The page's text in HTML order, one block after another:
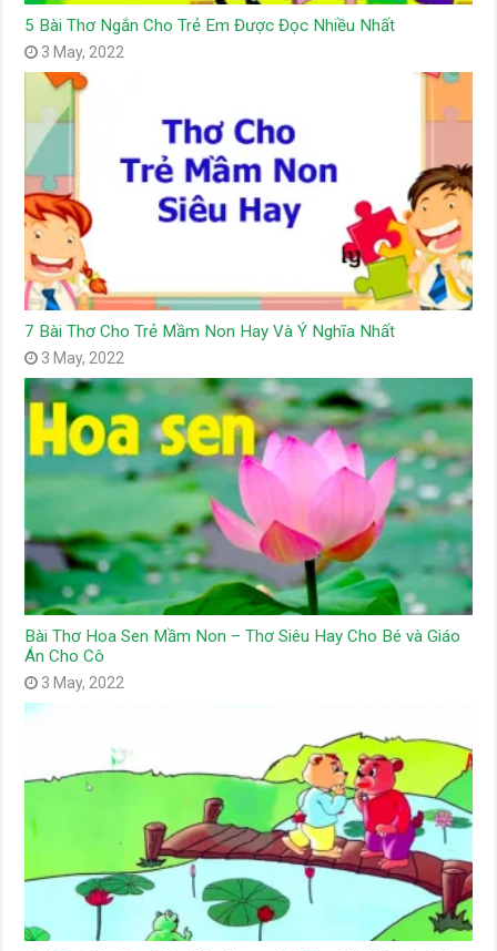
5 Bài Thơ Ngắn Cho Trẻ Em Được Đọc Nhiều Nhất
3 May, 2022
7 Bài Thơ Cho Trẻ Mầm Non Hay Và Ý Nghĩa Nhất
3 May, 2022
Bài Thơ Hoa Sen Mầm Non – Thơ Siêu Hay Cho Bé và Giáo
Án Cho Cô
3 May, 2022